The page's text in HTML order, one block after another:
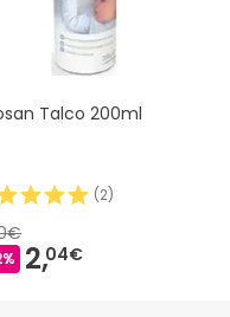
Talco 200ml
(2)
2,04€